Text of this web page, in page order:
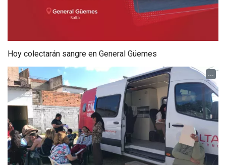
Hoy colectarán sangre en General Güemes
...